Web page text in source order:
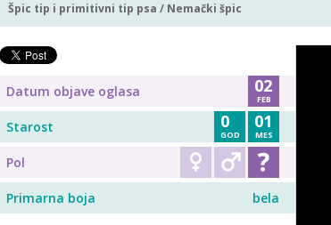
Špic tip i primitivni tip psa / Nemački špic
Datum objave oglasa 02
FEB
Starost 01
MES
0
GOD
Pol
Primarna boja bela